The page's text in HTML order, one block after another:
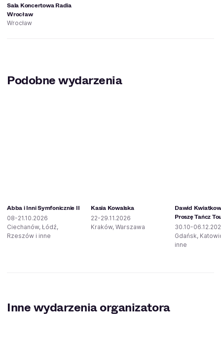
Sala Koncertowa Radia
Wrocław
Wrocław
Podobne wydarzenia
Abba i Inni Symfonicznie II
08-21.10.2026
Ciechanów, Łódź,
Rzeszów i inne
Kasia Kowalska
22-29.11.2026
Kraków, Warszawa
Dawid
Proszę Tańcz
30.10-
Gdańsk,
inne
Inne wydarzenia organizatora